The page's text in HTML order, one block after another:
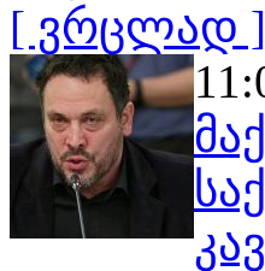
[ ვრცლად ]